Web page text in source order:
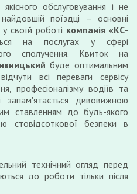
обслуговування і не
поїздці – основні
своїй роботі компанія «КС-
на послугах у сфері
сполучення. Квиток на
буде оптимальним
всі переваги сервісу
професіоналізму водіїв та
запам'ятається дивовижною
ставленням до будь-якого
стовідсоткової безпеки в
технічний огляд перед
до роботи тільки після